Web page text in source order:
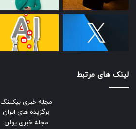
لینک های مرتبط
مجله خبری بیکینگ
برگزیده های ایران
مجله خبری یولن